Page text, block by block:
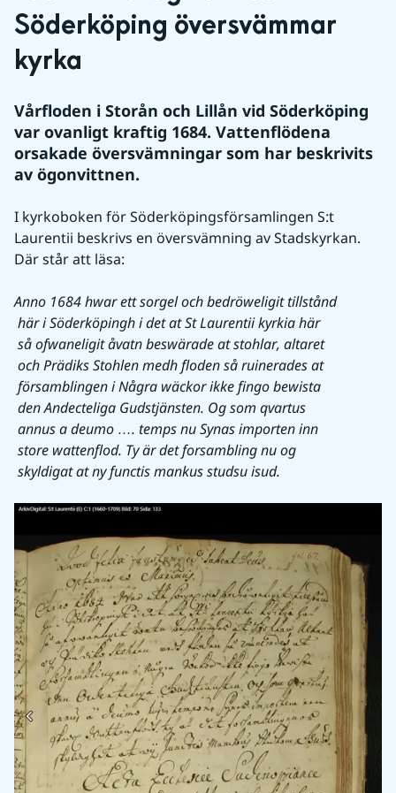
Söderköping översvämmar
kyrka
Vårfloden i Storån och Lillån vid Söderköping
var ovanligt kraftig 1684. Vattenflödena
orsakade översvämningar som har beskrivits
av ögonvittnen.
I kyrkoboken för Söderköpingsförsamlingen S:t
Laurentii beskrivs en översvämning av Stadskyrkan.
Där står att läsa:
Anno 1684 hwar ett sorgel och bedröweligit tillstånd
här i Söderköpingh i det at St Laurentii kyrkia här
så ofwaneligit åvatn beswärade at stohlar, altaret
och Prädiks Stohlen medh floden så ruinerades at
församblingen i Några wäckor ikke fingo bewista
den Andecteliga Gudstjänsten. Og som qvartus
annus a deumo …. temps nu Synas importen inn
store wattenflod. Ty är det forsambling nu og
skyldigat at ny functis mankus studsu isud.